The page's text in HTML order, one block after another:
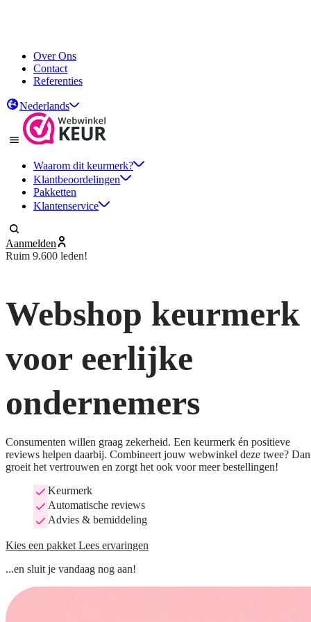
Over Ons
Contact
Referenties
Nederlands
Waarom dit keurmerk?
Klantbeoordelingen
Pakketten
Klantenservice
Aanmelden
Ruim 9.600 leden!
Webshop keurmerk
voor eerlijke
ondernemers
Consumenten willen graag zekerheid. Een keurmerk én positieve
reviews helpen daarbij. Combineert jouw webwinkel deze twee? Dan
groeit het vertrouwen en zorgt het ook voor meer bestellingen!
Keurmerk
Automatische reviews
Advies & bemiddeling
Kies een pakket Lees ervaringen
...en sluit je vandaag nog aan!